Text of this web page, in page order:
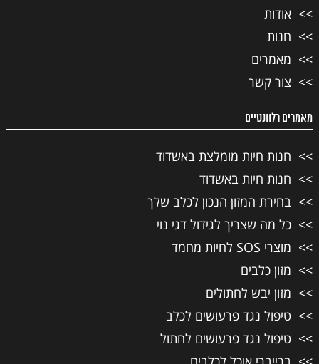
אודות
חנות
מאמרים
צור קשר
מאמרים רלוונטיים
חנות חיות מומלצת באשדוד
חנות חיות באשדוד
בחירת המזון הנכון לכלב שלך
כל מה שצריך לגידול דגי נוי
מוצרי SOS לחיות מחמד
מזון כלבים
מזון יבש לחתולים
טיפול נגד פרעושים לכלב
טיפול נגד פרעושים לחתול